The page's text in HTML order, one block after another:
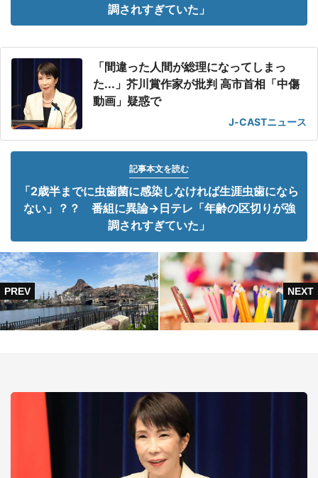
調されすぎていた」
「間違った人間が総理になってしまっ
た...」芥川賞作家が批判 高市首相「中傷
動画」疑惑で
J-CASTニュース
記事本文を読む
「2歳半までに虫歯菌に感染しなければ生涯虫歯になら
ない」？？ 番組に異論→日テレ「年齢の区切りが強
調されすぎていた」